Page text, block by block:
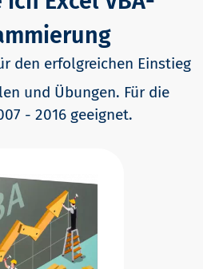
den erfolgreichen Einstieg
und Übungen. Für die
- 2016 geeignet.